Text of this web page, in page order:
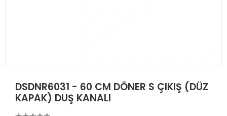
DSDNR6031 - 60 CM DÖNER S ÇIKIŞ (DÜZ
KAPAK) DUŞ KANALI